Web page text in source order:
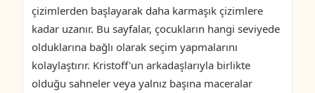
çizimlerden başlayarak daha karmaşık çizimlere
kadar uzanır. Bu sayfalar, çocukların hangi seviyede
olduklarına bağlı olarak seçim yapmalarını
kolaylaştırır. Kristoff'un arkadaşlarıyla birlikte
olduğu sahneler veya yalnız başına maceralar